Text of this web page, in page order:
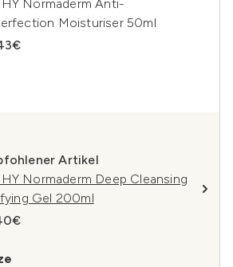
Normaderm Anti-
Moisturiser 50ml
Artikel
Normaderm Deep Cleansing
Gel 200ml